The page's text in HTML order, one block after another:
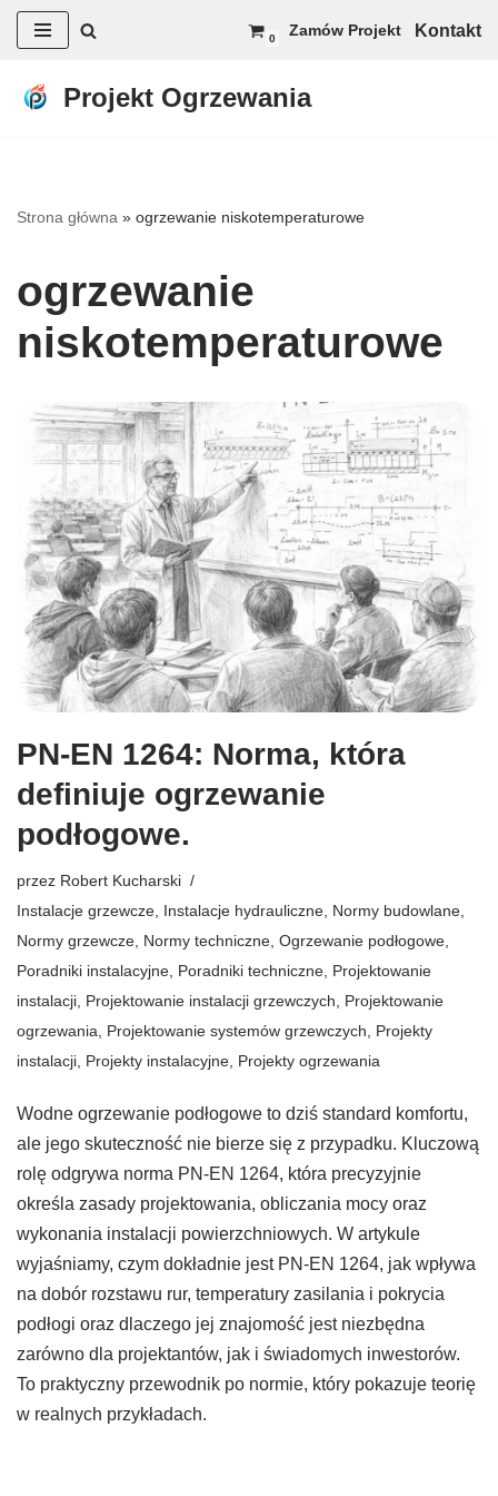
do
0 Zamów Projekt Kontakt
Projekt Ogrzewania
Strona główna » ogrzewanie niskotemperaturowe
ogrzewanie
niskotemperaturowe
PN-EN 1264: Norma, która
definiuje ogrzewanie
podłogowe.
przez Robert Kucharski
Instalacje grzewcze Instalacje hydrauliczne Normy budowlane
Normy grzewcze Normy techniczne Ogrzewanie podłogowe
Poradniki instalacyjne Poradniki techniczne Projektowanie
instalacji Projektowanie instalacji grzewczych
Projektowanie
ogrzewania
Projektowanie systemów grzewczych
Projekty
instalacji Projekty instalacyjne Projekty ogrzewania
Wodne ogrzewanie podłogowe to dziś standard komfortu,
ale jego skuteczność nie bierze się z przypadku. Kluczową
rolę odgrywa norma PN-EN 1264, która precyzyjnie
określa zasady projektowania, obliczania mocy oraz
wykonania instalacji powierzchniowych. W artykule
wyjaśniamy, czym dokładnie jest PN-EN 1264, jak wpływa
na dobór rozstawu rur, temperatury zasilania i pokrycia
podłogi oraz dlaczego jej znajomość jest niezbędna
zarówno dla projektantów, jak i świadomych inwestorów.
To praktyczny przewodnik po normie, który pokazuje teorię
w realnych przykładach.